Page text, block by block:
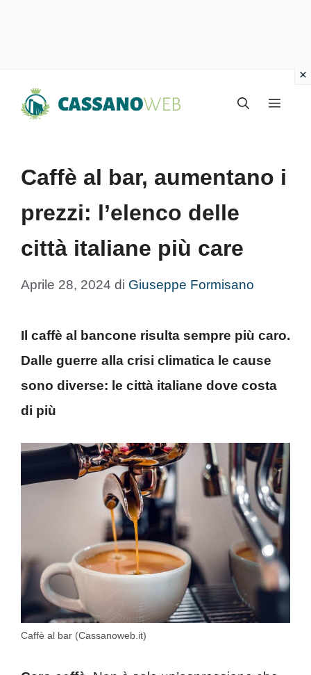
Menu
Caffè al bar, aumentano i
prezzi: l’elenco delle
città italiane più care
Aprile 28, 2024 di Giuseppe Formisano
Il caffè al bancone risulta sempre più caro.
Dalle guerre alla crisi climatica le cause
sono diverse: le città italiane dove costa
di più
Caffè al bar (Cassanoweb.it)